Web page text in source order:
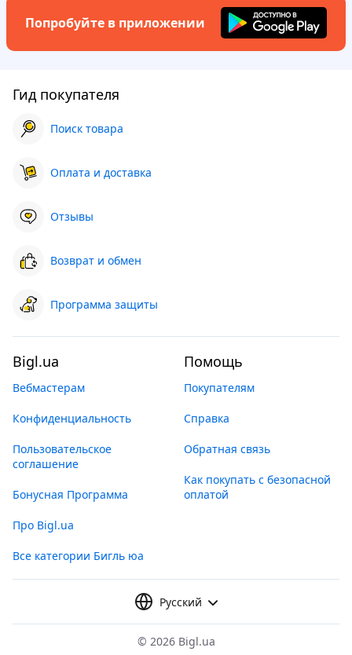
Попробуйте в приложении
Гид покупателя
Поиск товара
Оплата и доставка
Отзывы
Возврат и обмен
Программа защиты
Bigl.ua
Вебмастерам
Конфиденциальность
Пользовательское
соглашение
Бонусная Программа
Про Bigl.ua
Все категории Бигль юа
Помощь
Покупателям
Справка
Обратная связь
Как покупать с безопасной
оплатой
Русский
© 2026 Bigl.ua